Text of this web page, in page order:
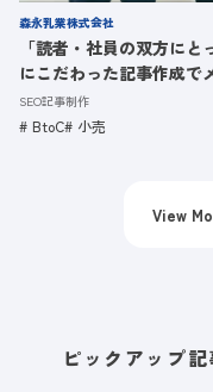
森永乳業株式会社
「読者・社員の双方に
にこだわった記事作成で
SEO記事制作
BtoC 小売
View
ピックアップ記